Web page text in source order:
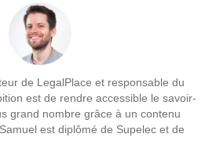
de LegalPlace et responsable du
est de rendre accessible le savoir-
grand nombre grâce à un contenu
est diplômé de Supelec et de